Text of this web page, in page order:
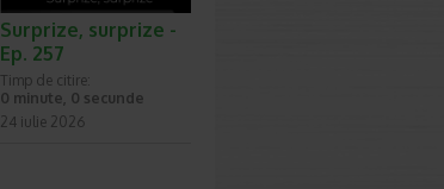
Surprize, surprize -
Ep. 257
Timp de citire:
0 minute, 0 secunde
24 iulie 2026